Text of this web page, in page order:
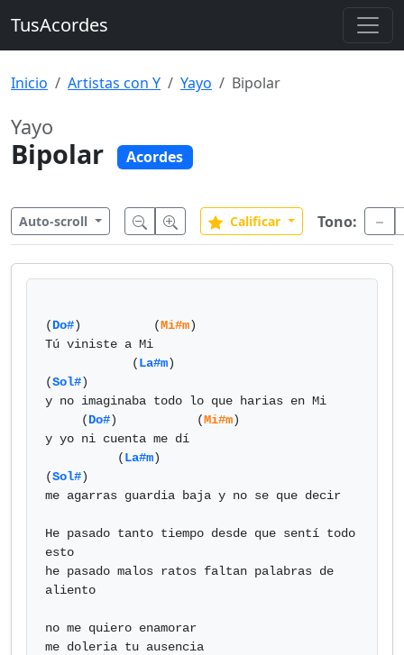
TusAcordes
Inicio Artistas con Y Yayo Bipolar
Yayo
Bipolar Acordes
Auto-scroll Calificar Tono:
(Do#)          (Mi#m)
Tú viniste a Mi
            (
La#m)
(Sol#)
y no imaginaba todo lo que harias en Mi
     (
Do#)           (Mi#m)
y yo ni cuenta me dí
          (
La#m)
(Sol#)
me agarras guardia baja y no se que decir
He pasado tanto tiempo desde que sentí todo
esto
he pasado malos ratos faltan palabras de
aliento
no me quiero enamorar
me doleria tu ausencia